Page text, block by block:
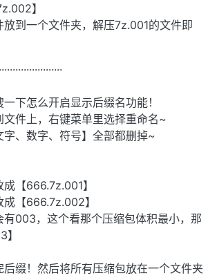
】
放到一个文件夹，解压7z.001的文件即
下怎么开启显示后缀名功能！
文件上，右键菜单里选择重命名~
字、数字、符号】全部都删掉~
【666.7z.001】
【666.7z.002】
有003，这个看那个压缩包体积最小，那
后缀！然后将所有压缩包放在一个文件夹